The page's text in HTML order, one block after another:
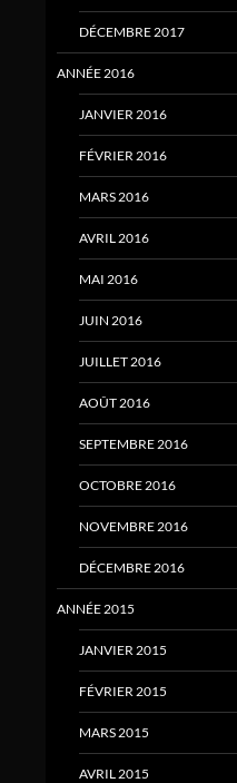
DÉCEMBRE 2017
ANNÉE 2016
JANVIER 2016
FÉVRIER 2016
MARS 2016
AVRIL 2016
MAI 2016
JUIN 2016
JUILLET 2016
AOÛT 2016
SEPTEMBRE 2016
OCTOBRE 2016
NOVEMBRE 2016
DÉCEMBRE 2016
ANNÉE 2015
JANVIER 2015
FÉVRIER 2015
MARS 2015
AVRIL 2015